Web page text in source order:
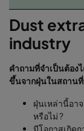
Dust
industry
คำถามที่จำเป็นต้อง
ขึ้นจากฝุ่นในสถาน
ฝุ่นเหล่านี้อา
หรือไม่ ?
มีโอกาสเกิด